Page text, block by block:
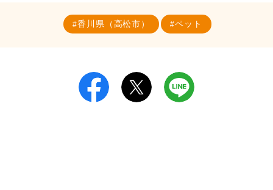
香川県（高松市） ペット